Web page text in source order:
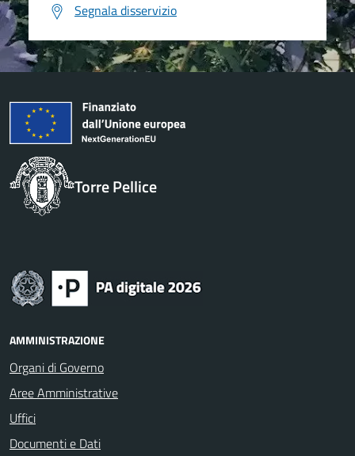
Segnala disservizio
Torre Pellice
AMMINISTRAZIONE
Organi di Governo
Aree Amministrative
Uffici
Documenti e Dati